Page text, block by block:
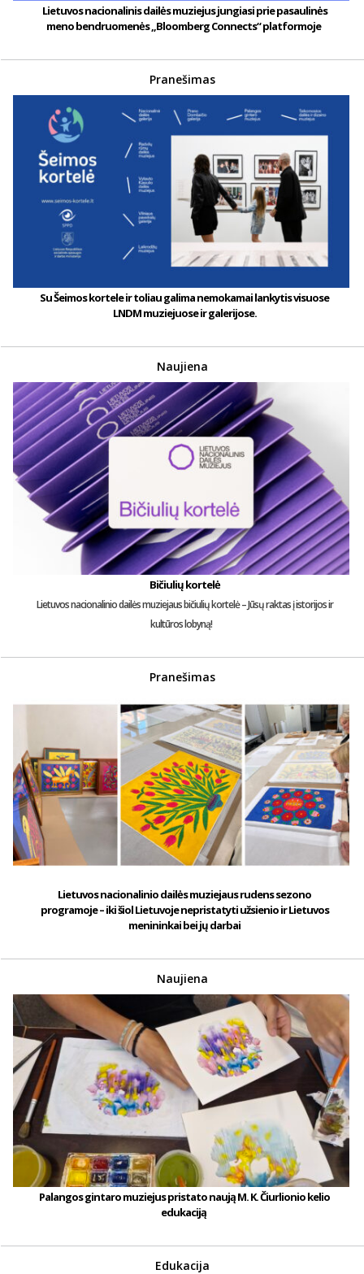
Lietuvos nacionalinis dailės muziejus jungiasi prie pasaulinės
meno bendruomenės „Bloomberg Connects“ platformoje
Pranešimas
Su Šeimos kortele ir toliau galima nemokamai lankytis visuose
LNDM muziejuose ir galerijose.
Naujiena
Bičiulių kortelė
Lietuvos nacionalinio dailės muziejaus bičiulių kortelė – Jūsų raktas į istorijos ir
kultūros lobyną!
Pranešimas
Lietuvos nacionalinio dailės muziejaus rudens sezono
programoje – iki šiol Lietuvoje nepristatyti užsienio ir Lietuvos
menininkai bei jų darbai
Naujiena
Palangos gintaro muziejus pristato naują M. K. Čiurlionio kelio
edukaciją
Edukacija